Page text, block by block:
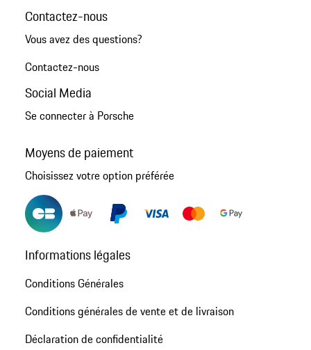
Contactez-nous
Vous avez des questions?
Contactez-nous
Social Media
Se connecter à Porsche
Moyens de paiement
Choisissez votre option préférée
Informations légales
Conditions Générales
Conditions générales de vente et de livraison
Déclaration de confidentialité